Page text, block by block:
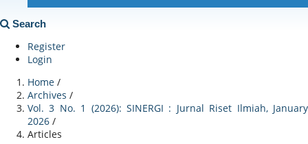
Search
Register
Login
Home /
Archives /
Vol. 3 No. 1 (2026): SINERGI : Jurnal Riset Ilmiah, January
2026 /
Articles